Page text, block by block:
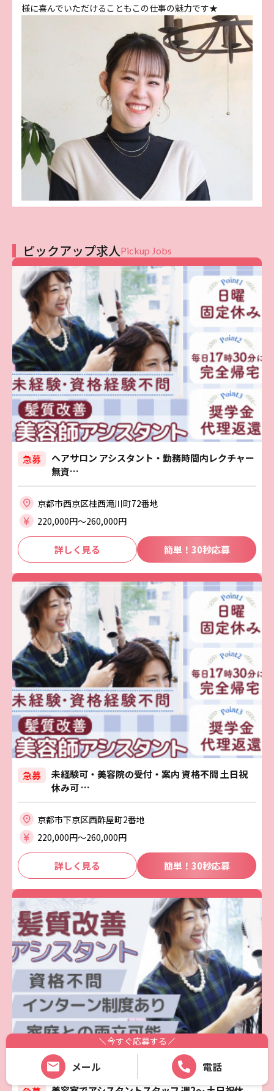
今すぐ応募する
メール 電話
様に喜んでいただけることもこの仕事の魅力です★
ピックアップ求人Pickup Jobs
急募
ヘアサロン アシスタント・勤務時間内レクチャー
無資…
京都市西京区桂西滝川町72番地
220,000円〜260,000円
詳しく見る 簡単！30秒応募
急募
未経験可・美容院の受付・案内 資格不問 土日祝
休み可 …
京都市下京区西酢屋町2番地
220,000円〜260,000円
詳しく見る 簡単！30秒応募